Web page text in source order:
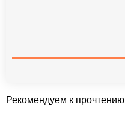
Рекомендуем к прочтению